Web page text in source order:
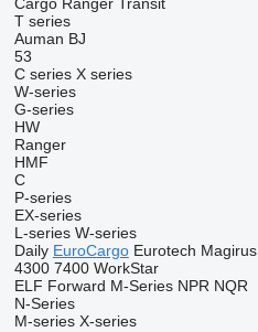
T series
Auman BJ
53
C series X series
W-series
G-series
HW
Ranger
HMF
C
P-series
EX-series
L-series W-series
Daily EuroCargo Eurotech Magirus
4300 7400 WorkStar
ELF Forward M-Series NPR NQR
N-Series
M-series X-series